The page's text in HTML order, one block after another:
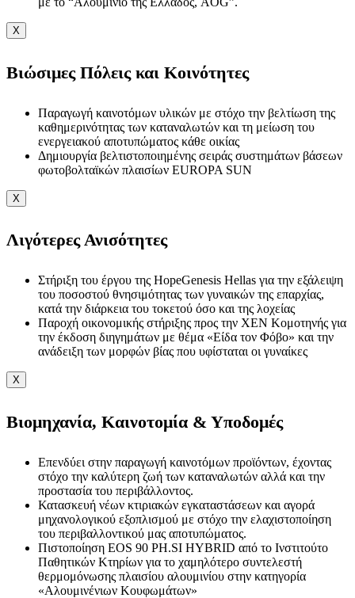
X
Βιώσιμες Πόλεις και Κοινότητες
Παραγωγή καινοτόμων υλικών με στόχο την βελτίωση της
καθημερινότητας των καταναλωτών και τη μείωση του
ενεργειακού αποτυπώματος κάθε οικίας
Δημιουργία βελτιστοποιημένης σειράς συστημάτων βάσεων
φωτοβολταϊκών πλαισίων EUROPA SUN
X
Λιγότερες Ανισότητες
Στήριξη του έργου της HopeGenesis Hellas για την εξάλειψη
του ποσοστού θνησιμότητας των γυναικών της επαρχίας,
κατά την διάρκεια του τοκετού όσο και της λοχείας
Παροχή οικονομικής στήριξης προς την ΧΕΝ Κομοτηνής για
την έκδοση διηγημάτων με θέμα «Είδα τον Φόβο» και την
ανάδειξη των μορφών βίας που υφίσταται οι γυναίκες
X
Βιομηχανία, Καινοτομία & Υποδομές
Επενδύει στην παραγωγή καινοτόμων προϊόντων, έχοντας
στόχο την καλύτερη ζωή των καταναλωτών αλλά και την
προστασία του περιβάλλοντος.
Κατασκευή νέων κτιριακών εγκαταστάσεων και αγορά
μηχανολογικού εξοπλισμού με στόχο την ελαχιστοποίηση
του περιβαλλοντικού μας αποτυπώματος.
Πιστοποίηση EOS 90 PH.SI HYBRID από το Ινστιτούτο
Παθητικών Κτηρίων για το χαμηλότερο συντελεστή
θερμομόνωσης πλαισίου αλουμινίου στην κατηγορία
«Αλουμινένιων Κουφωμάτων»